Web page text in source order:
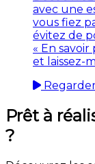
avec une
vous fiez
évitez de
« En
et laissez-
Prêt à
?